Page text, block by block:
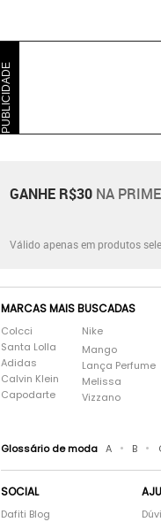
PUBLICIDADE
GANHE R$30 NA
Válido apenas em produtos
MARCAS MAIS BUSCADAS
Colcci
Santa Lolla
Adidas
Calvin Klein
Capodarte
Nike
Mango
Lança Perfume
Melissa
Vizzano
Glossário de moda A • B •
SOCIAL
Dafiti Blog